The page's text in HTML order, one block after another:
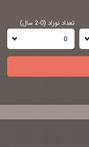
تعداد نوزاد (0-2 سال)